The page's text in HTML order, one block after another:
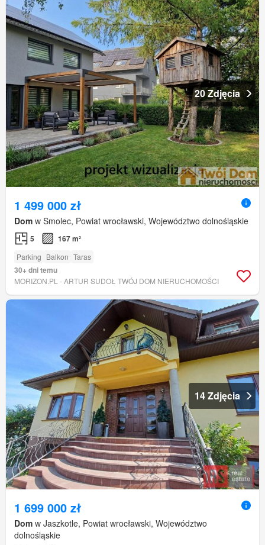
20 Zdjęcia
1 499 000 zł
Dom w Smolec, Powiat wrocławski, Województwo dolnośląskie
5 167 m²
Parking Balkon Taras
30+ dni temu
MORIZON.PL - ARTUR SUDOŁ TWÓJ DOM NIERUCHOMOŚCI
14 Zdjęcia
1 699 000 zł
Dom w Jaszkotle, Powiat wrocławski, Województwo
dolnośląskie